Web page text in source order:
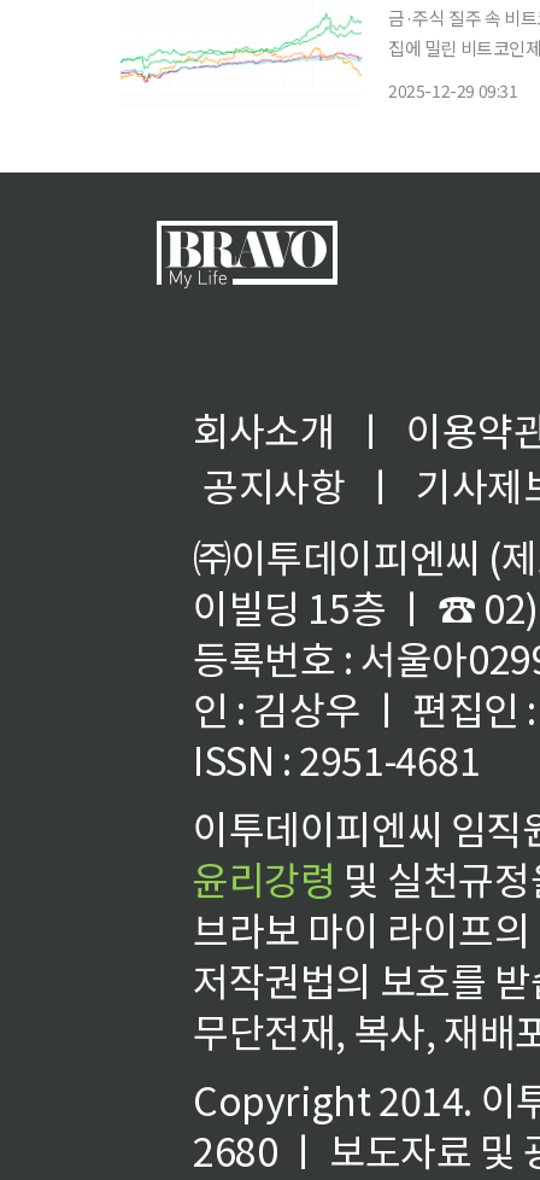
금·주식 질주 속 비
집에 밀린 비트코인제
2025-12-29 09:31
회사소개 ㅣ
이용약
공지사항
ㅣ
기사제
㈜이투데이피엔씨 (
이빌딩 15층 ㅣ ☎
등록번호 : 서울아
인 : 김상우 ㅣ 편집인
ISSN : 2951-4681
이투데이피엔씨 임
윤리강령 및 실천규
브라보 마이 라이프
저작권법의 보호를
무단전재, 복사, 재배
Copyright 2014. 이
2680 ㅣ 보도자료